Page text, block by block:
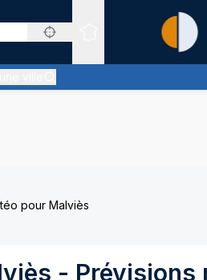
Sites
pas de nuages et un soleil
pour Malviès
- Prévisions